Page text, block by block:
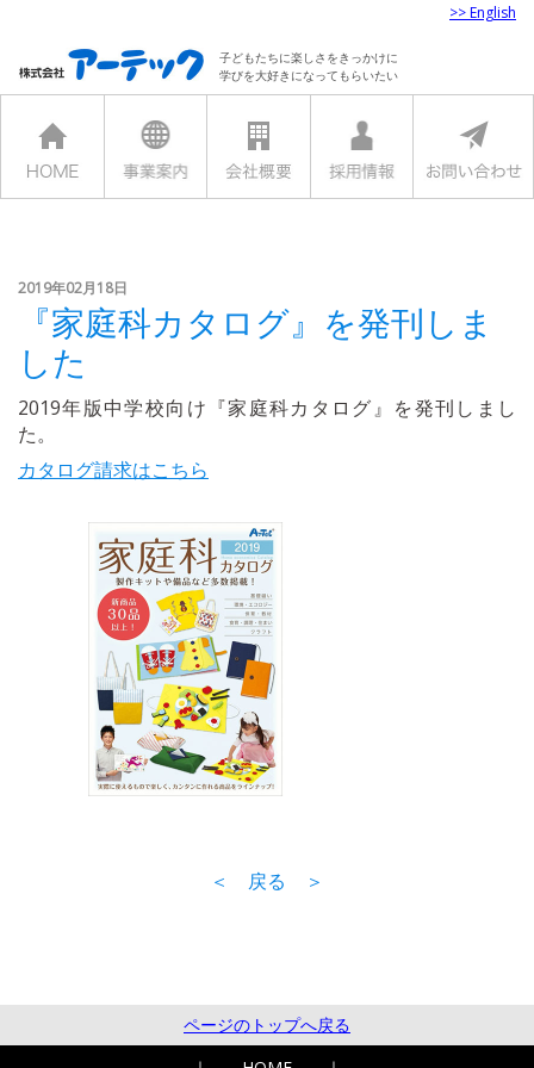
>> English
子どもたちに楽しさをきっかけに
学びを大好きになってもらいたい
2019年02月18日
『家庭科カタログ』を発刊しま
した
2019年版中学校向け『家庭科カタログ』を発刊しまし
た。
カタログ請求はこちら
＜ 戻る ＞
ページのトップへ戻る